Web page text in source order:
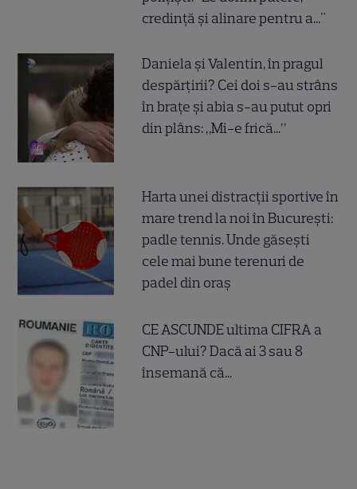
credință și alinare pentru a..."
Daniela și Valentin, în pragul
despărțirii? Cei doi s-au strâns
în brațe și abia s-au putut opri
din plâns: „Mi-e frică...”
Harta unei distracții sportive în
mare trend la noi în București:
padle tennis. Unde găsești
cele mai bune terenuri de
padel din oraș
CE ASCUNDE ultima CIFRA a
CNP-ului? Dacă ai 3 sau 8
însemană că...